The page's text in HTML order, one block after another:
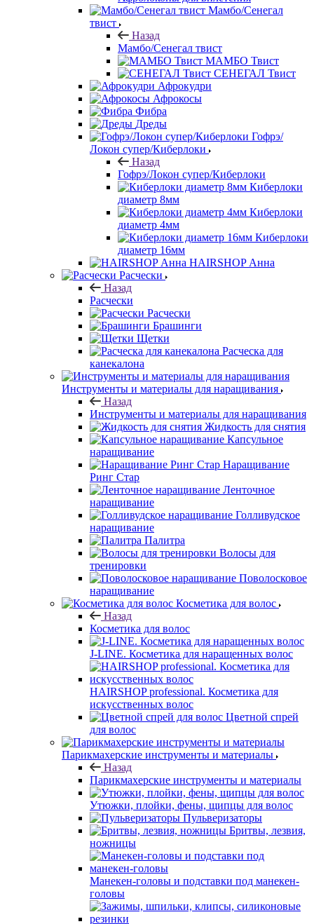
Мамбо/Сенегал
твист
Назад
Мамбо/Сенегал твист
МАМБО Твист
СЕНЕГАЛ Твист
Афрокудри
Афрокосы
Фибра
Дреды
Гофрэ/
Локон супер/Киберлоки
Назад
Гофрэ/Локон супер/Киберлоки
Киберлоки
диаметр 8мм
Киберлоки
диаметр 4мм
Киберлоки
диаметр 16мм
HAIRSHOP Анна
Расчески
Назад
Расчески
Расчески
Брашинги
Щетки
Расческа для
канекалона
Инструменты и материалы для наращивания
Назад
Инструменты и материалы для наращивания
Жидкость для снятия
Капсульное
наращивание
Наращивание
Ринг Стар
Ленточное
наращивание
Голливудское
наращивание
Палитра
Волосы для
тренировки
Поволосковое
наращивание
Косметика для волос
Назад
Косметика для волос
J-LINE. Косметика для наращенных волос
HAIRSHOP professional. Косметика для
искусственных волос
Цветной спрей
для волос
Парикмахерские инструменты и материалы
Назад
Парикмахерские инструменты и материалы
Утюжки, плойки, фены, щипцы для волос
Пульверизаторы
Бритвы, лезвия,
ножницы
Манекен-головы и подставки под манекен-
головы